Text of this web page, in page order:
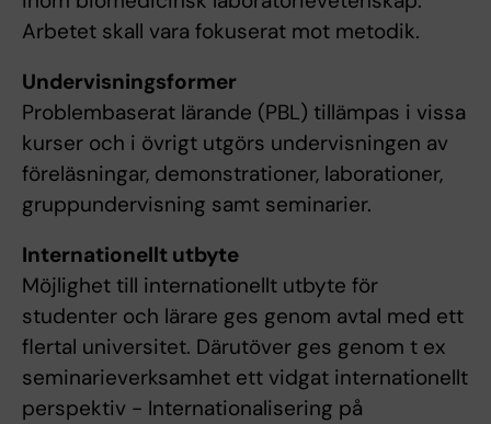
Arbetet skall vara fokuserat mot metodik.
Undervisningsformer
Problembaserat lärande (PBL) tillämpas i vissa
kurser och i övrigt utgörs undervisningen av
föreläsningar, demonstrationer, laborationer,
gruppundervisning samt seminarier.
Internationellt utbyte
Möjlighet till internationellt utbyte för
studenter och lärare ges genom avtal med ett
flertal universitet. Därutöver ges genom t ex
seminarieverksamhet ett vidgat internationellt
perspektiv - Internationalisering på